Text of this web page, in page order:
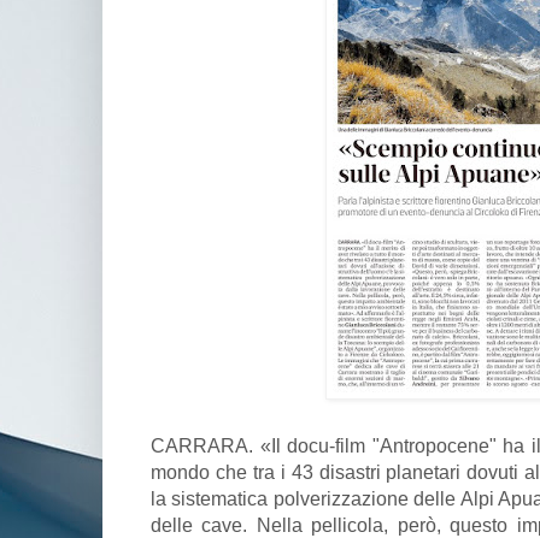
CARRARA. «Il docu-film "Antropocene" ha
mondo che tra i 43 disastri planetari dovuti
la sistematica polverizzazione delle Alpi
delle cave. Nella pellicola, però, questo